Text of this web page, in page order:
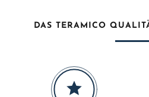
DAS TERAMICO